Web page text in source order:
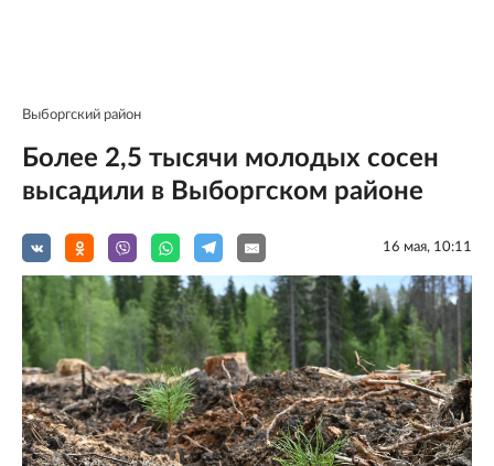
Выборгский район
Более 2,5 тысячи молодых сосен
высадили в Выборгском районе
16 мая, 10:11